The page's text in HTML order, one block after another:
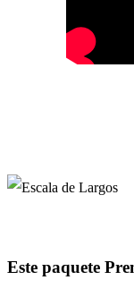
Este paquete